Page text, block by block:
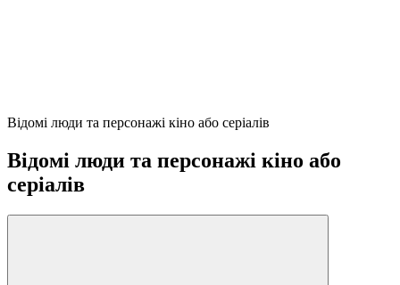
Відомі люди та персонажі кіно або серіалів
Відомі люди та персонажі кіно або
серіалів